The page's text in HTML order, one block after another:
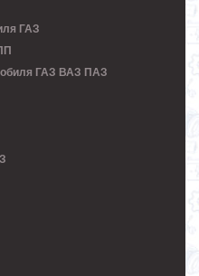
ГАЗ
ГАЗ ВАЗ ПАЗ